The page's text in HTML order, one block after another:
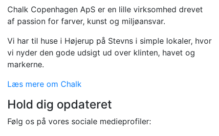
Chalk Copenhagen ApS er en lille virksomhed drevet
af passion for farver, kunst og miljøansvar.
Vi har til huse i Højerup på Stevns i simple lokaler, hvor
vi nyder den gode udsigt ud over klinten, havet og
markerne.
Læs mere om Chalk
Hold dig opdateret
Følg os på vores sociale medieprofiler: